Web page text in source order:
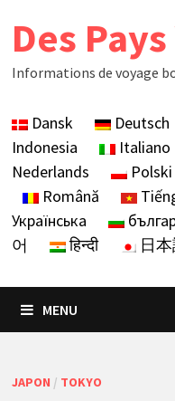
Des
Informations de voyage
Dansk Deutsch
Indonesia
Italiano
Nederlands
Polski
Română
Українська
어
हिन्दी 日本
MENU
JAPON / TOKYO